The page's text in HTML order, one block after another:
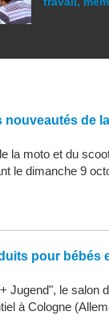
nouveautés de
la moto et du
le dimanche 9
pour bébés
Jugend", le salon
à Cologne